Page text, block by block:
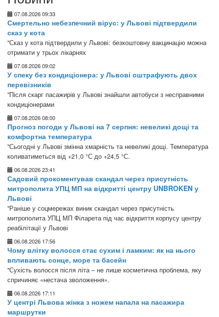
07.08.2026 09:33
Смертельно небезпечний вірус: у Львові підтвердили
сказ у кота
"Сказ у кота підтвердили у Львові: безкоштовну вакцинацію можна
отримати у трьох лікарнях
07.08.2026 09:02
У спеку без кондиціонера: у Львові оштрафують двох
перевізників
"Після скарг пасажирів у Львові знайшли автобуси з несправними
кондиціонерами
07.08.2026 08:00
Прогноз погоди у Львові на 7 серпня: невеликі дощі та
комфортна температура
"Сьогодні у Львові змінна хмарність та невеликі дощі. Температура
коливатиметься від +21,0 °С до +24,5 °С.
06.08.2026 23:41
Садовий прокоментував скандал через присутність
митрополита УПЦ МП на відкритті центру UNBROKEN у
Львові
"Раніше у соцмережах виник скандал через присутність
митрополита УПЦ МП Філарета під час відкриття корпусу центру
реабілітації у Львові
06.08.2026 17:56
Чому влітку волосся стає сухим і ламким: як на нього
впливають сонце, море та басейн
"Сухість волосся після літа – не лише косметична проблема, яку
спричиняє «нестача зволоження».
06.08.2026 17:11
У центрі Львова жінка з ножем напала на пасажира
маршрутки